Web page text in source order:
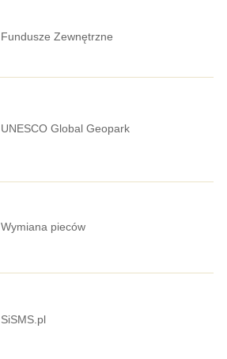
Fundusze Zewnętrzne
UNESCO Global Geopark
Wymiana pieców
SiSMS.pl